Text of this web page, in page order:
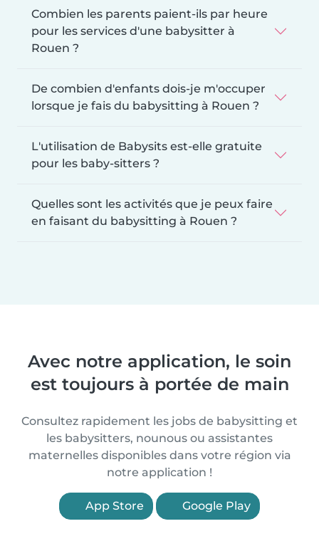
Combien les parents paient-ils par heure
pour les services d'une babysitter à
Rouen ?
De combien d'enfants dois-je m'occuper
lorsque je fais du babysitting à Rouen ?
L'utilisation de Babysits est-elle gratuite
pour les baby-sitters ?
Quelles sont les activités que je peux faire
en faisant du babysitting à Rouen ?
Avec notre application, le soin
est toujours à portée de main
Consultez rapidement les jobs de babysitting et
les babysitters, nounous ou assistantes
maternelles disponibles dans votre région via
notre application !
App Store Google Play